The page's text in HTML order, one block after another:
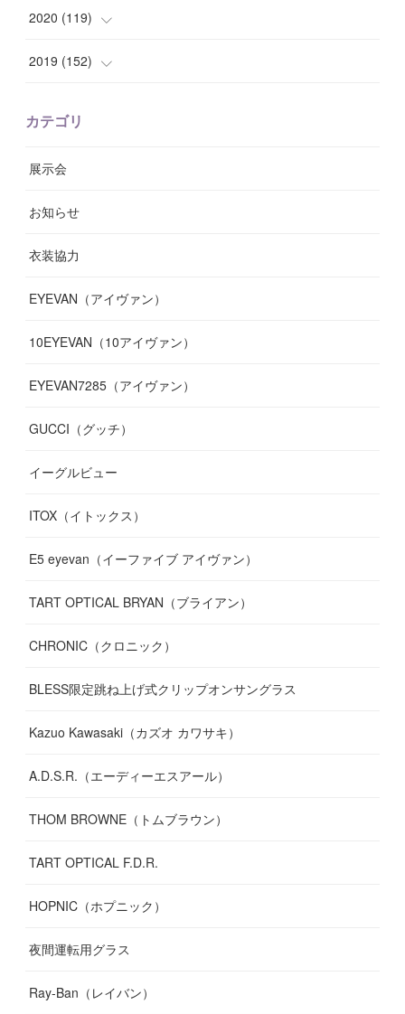
( 10)
9
(14
(8
(9
( 10)
( 11)
(14
(19
(12)
(10)
( 8)
( 6)
(12
(10
(17)
(11)
(10)
( 7)
(8)
(9
(7
(7
(10)
(11)
12)
( 14)
(13)
(3
( 7
(13)
(11)
(13)
7)
(12)
2020 (119)
(7)
(
( 5
(8)
(12)
11)
(13)
(13)
2019 (152)
(10 )
(10)
13)
(16)
(14)
(17)
カテゴリ
展示会
お知らせ
衣装協力
EYEVAN（アイヴァン）
10EYEVAN（10アイヴァン）
EYEVAN7285（アイヴァン）
GUCCI（グッチ）
イーグルビュー
ITOX（イトックス）
E5 eyevan（イーファイブ アイヴァン）
TART OPTICAL BRYAN（ブライアン）
CHRONIC（クロニック）
BLESS限定跳ね上げ式クリップオンサングラス
Kazuo Kawasaki（カズオ カワサキ）
A.D.S.R.（エーディーエスアール）
THOM BROWNE（トムブラウン）
TART OPTICAL F.D.R.
HOPNIC（ホプニック）
夜間運転用グラス
Ray-Ban（レイバン）